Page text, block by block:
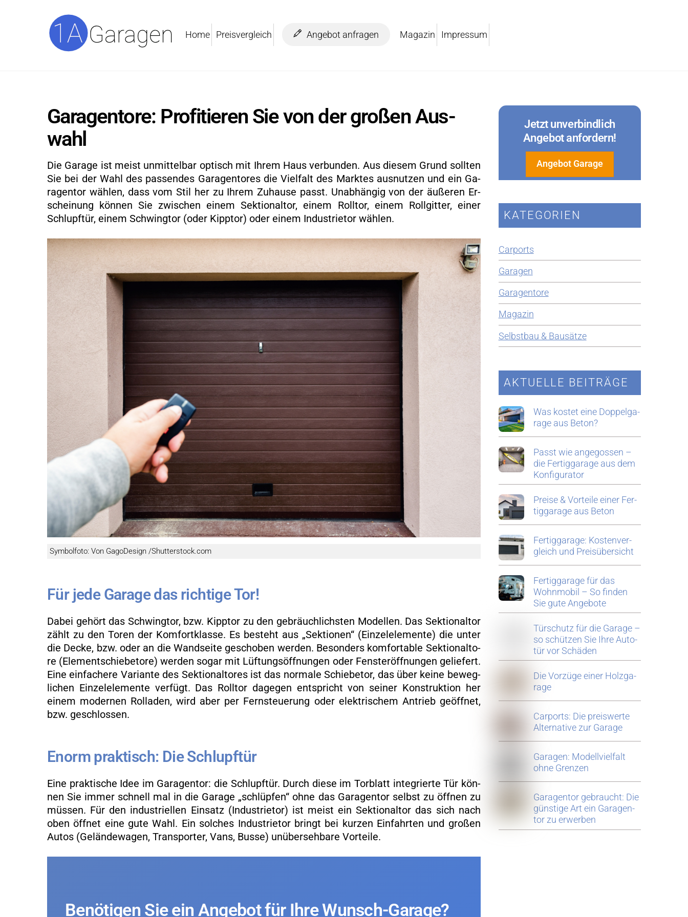
Home Preis­ver­gleich An­ge­bot an­fra­gen Ma­ga­zin Im­pres­sum
Ga­ra­gen­to­re: Pro­fi­tie­ren Sie von der gro­ßen Aus­
wahl
Die Ga­ra­ge ist meist un­mit­tel­bar op­tisch mit Ihrem Haus ver­bun­den. Aus die­sem Grund soll­ten
Sie bei der Wahl des pas­sen­des Ga­ra­gen­to­res die Viel­falt des Mark­tes aus­nut­zen und ein Ga­
ra­gen­tor wäh­len, dass vom Stil her zu Ihrem Zu­hau­se passt. Un­ab­hän­gig von der äu­ße­ren Er­
schei­nung kön­nen Sie zwi­schen einem Sek­tio­nal­tor, einem Roll­tor, einem Roll­git­ter, einer
Schlupf­tür, einem Schwing­tor (oder Kipp­tor) oder einem In­dus­trietor wäh­len.
Sym­bol­fo­to: Von Ga­go­De­sign /Shut­ter­stock.com
Für jede Ga­ra­ge das rich­ti­ge Tor!
Dabei ge­hört das Schwing­tor, bzw. Kipp­tor zu den ge­bräuch­lichs­ten Mo­del­len. Das Sek­tio­nal­tor
zählt zu den Toren der Kom­fort­klas­se. Es be­steht aus „Sek­tio­nen“ (Ein­zel­ele­men­te) die unter
die Decke, bzw. oder an die Wand­sei­te ge­scho­ben wer­den. Be­son­ders kom­for­ta­ble Sek­tio­nal­to­
re (Ele­ment­schie­be­to­re) wer­den sogar mit Lüf­tungs­öff­nun­gen oder Fens­ter­öff­nun­gen ge­lie­fert.
Eine ein­fa­che­re Va­ri­an­te des Sek­tio­nal­to­res ist das nor­ma­le Schie­be­tor, das über keine be­weg­
li­chen Ein­zel­ele­men­te ver­fügt. Das Roll­tor da­ge­gen ent­spricht von sei­ner Kon­struk­ti­on her
einem mo­der­nen Rol­la­den, wird aber per Fern­steue­rung oder elek­tri­schem An­trieb ge­öff­net,
bzw. ge­schlos­sen.
Enorm prak­tisch: Die Schlupf­tür
Eine prak­ti­sche Idee im Ga­ra­gen­tor: die Schlupf­tür. Durch diese im Tor­blatt in­te­grier­te Tür kön­
nen Sie immer schnell mal in die Ga­ra­ge „schlüp­fen“ ohne das Ga­ra­gen­tor selbst zu öff­nen zu
müs­sen. Für den in­dus­tri­el­len Ein­satz (In­dus­trietor) ist meist ein Sek­tio­nal­tor das sich nach
oben öff­net eine gute Wahl. Ein sol­ches In­dus­trietor bringt bei kur­zen Ein­fahr­ten und gro­ßen
Autos (Ge­län­de­wa­gen, Trans­por­ter, Vans, Busse) un­über­seh­ba­re Vor­tei­le.
Be­nö­ti­gen Sie ein An­ge­bot für Ihre Wunsch-Ga­ra­ge?
Jetzt un­ver­bind­lich
An­ge­bot an­for­dern!
An­ge­bot Ga­ra­ge
KA­TE­GO­RI­EN
Car­ports
Ga­ra­gen
Ga­ra­gen­to­re
Ma­ga­zin
Selbst­bau & Bau­sät­ze
AK­TU­EL­LE BEI­TRÄ­GE
Was kos­tet eine Dop­pel­ga­
ra­ge aus Beton?
Passt wie an­ge­gos­sen –
die Fer­tig­ga­ra­ge aus dem
Kon­fi­gu­ra­tor
Prei­se & Vor­tei­le einer Fer­
tig­ga­ra­ge aus Beton
Fer­tig­ga­ra­ge: Kos­ten­ver­
gleich und Preis­über­sicht
Fer­tig­ga­ra­ge für das
Wohn­mo­bil – So fin­den
Sie gute An­ge­bo­te
Tür­schutz für die Ga­ra­ge –
so schüt­zen Sie Ihre Au­to­
tür vor Schä­den
Die Vor­zü­ge einer Holz­ga­
ra­ge
Car­ports: Die preis­wer­te
Al­ter­na­ti­ve zur Ga­ra­ge
Ga­ra­gen: Mo­dell­viel­falt
ohne Gren­zen
Ga­ra­gen­tor ge­braucht: Die
güns­ti­ge Art ein Ga­ra­gen­
tor zu er­wer­ben